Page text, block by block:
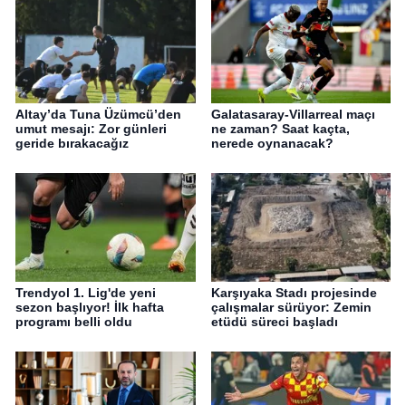
Altay’da Tuna Üzümcü’den
umut mesajı: Zor günleri
geride bırakacağız
Galatasaray-Villarreal maçı
ne zaman? Saat kaçta,
nerede oynanacak?
Trendyol 1. Lig'de yeni
sezon başlıyor! İlk hafta
programı belli oldu
Karşıyaka Stadı projesinde
çalışmalar sürüyor: Zemin
etüdü süreci başladı